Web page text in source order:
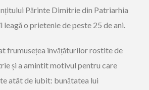
Părinte Dimitrie din Patriarhia
leagă o prietenie de peste 25 de ani.
frumusețea învățăturilor rostite de
și a amintit motivul pentru care
atât de iubit: bunătatea lui